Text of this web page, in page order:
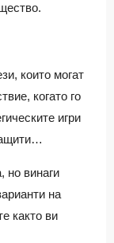
които могат
когато го
игри
но винаги
на
както ви